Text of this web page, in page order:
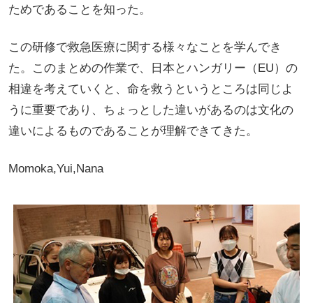
ためであることを知った。
この研修で救急医療に関する様々なことを学んでき
た。このまとめの作業で、日本とハンガリー（EU）の
相違を考えていくと、命を救うというところは同じよ
うに重要であり、ちょっとした違いがあるのは文化の
違いによるものであることが理解できてきた。
Momoka,Yui,Nana